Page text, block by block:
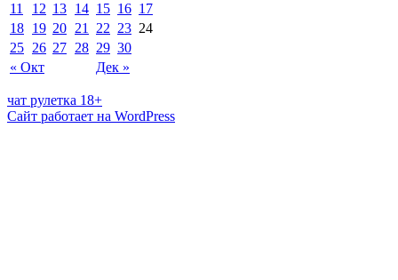
« Окт Дек »
11
12 13 14 15 16 17
18 19 20 21 22 23 24
25 26 27 28 29 30
чат рулетка 18+
Сайт работает на WordPress